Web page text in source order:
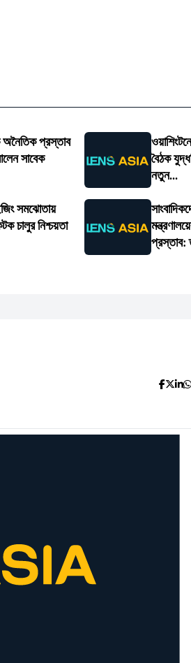
অনৈতিক প্রস্তাব
সাবেক
বৈঠক
নতুন...
সমঝোতায়
চালুর নিশ্চয়তা
প্রস্তাব: